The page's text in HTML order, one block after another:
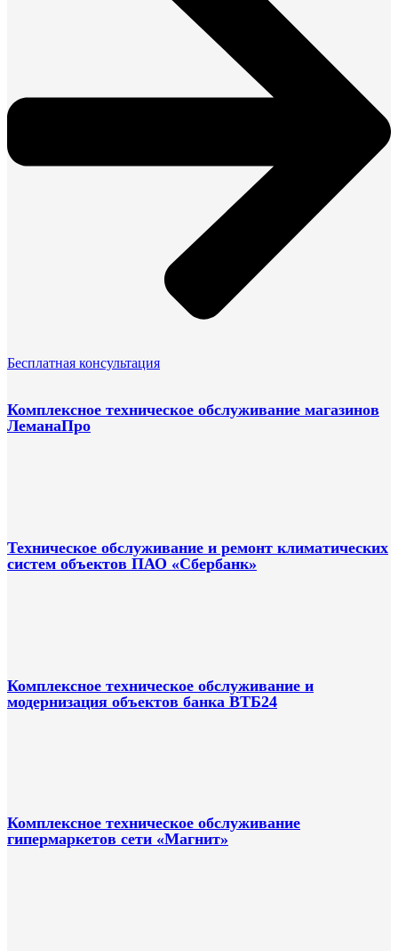
Бесплатная консультация
Комплексное техническое обслуживание магазинов
ЛеманаПро
Техническое обслуживание и ремонт климатических
систем объектов ПАО «Сбербанк»
Комплексное техническое обслуживание и
модернизация объектов банка ВТБ24
Комплексное техническое обслуживание
гипермаркетов сети «Магнит»